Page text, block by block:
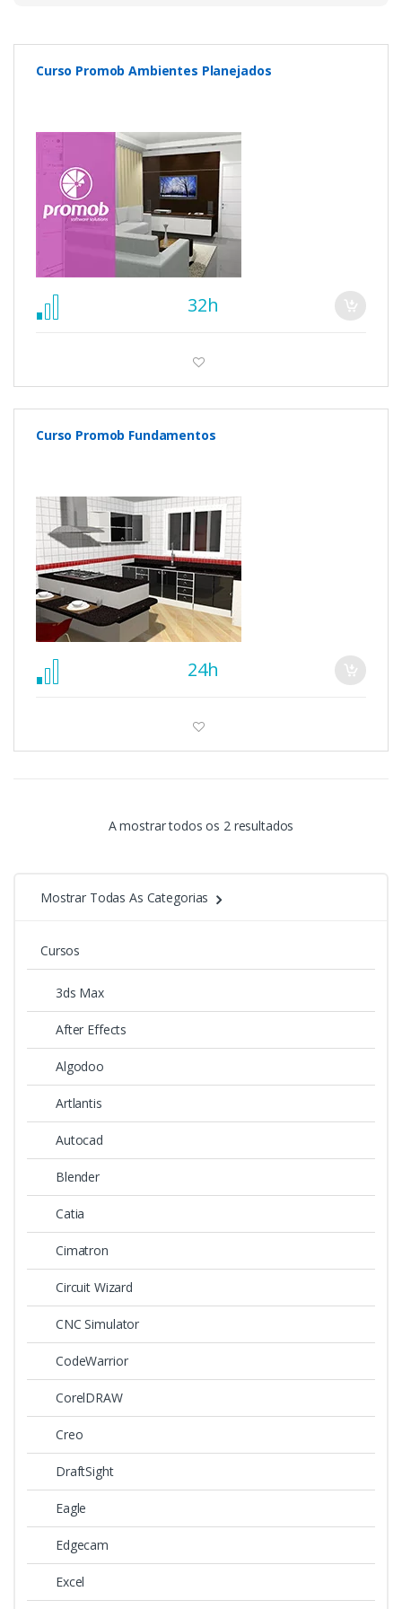
Curso Promob Ambientes Planejados
32h
Curso Promob Fundamentos
24h
A mostrar todos os 2 resultados
Mostrar Todas As Categorias
Cursos
3ds Max
After Effects
Algodoo
Artlantis
Autocad
Blender
Catia
Cimatron
Circuit Wizard
CNC Simulator
CodeWarrior
CorelDRAW
Creo
DraftSight
Eagle
Edgecam
Excel